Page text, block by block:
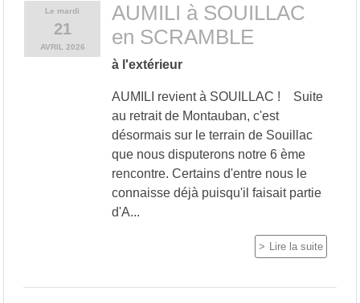
Le mardi
21
AVRIL 2026
AUMILI à SOUILLAC
en SCRAMBLE
à l'extérieur
AUMILI revient à SOUILLAC ! Suite
au retrait de Montauban, c'est
désormais sur le terrain de Souillac
que nous disputerons notre 6 ème
rencontre. Certains d'entre nous le
connaisse déjà puisqu'il faisait partie
d'A...
Lire la suite